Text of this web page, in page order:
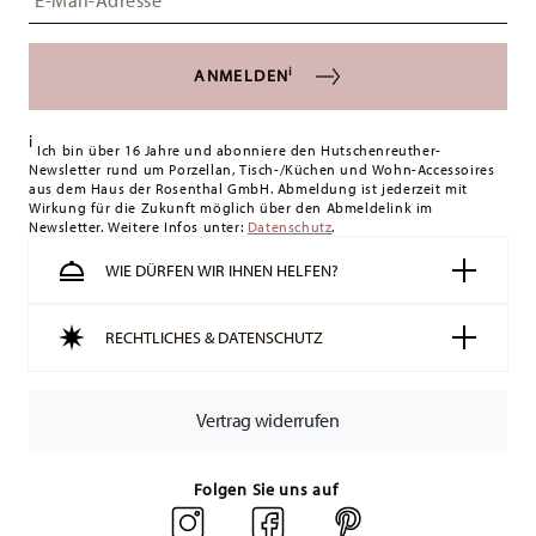
ANMELDENi
i Ich bin über 16 Jahre und abonniere den Hutschenreuther-
Newsletter rund um Porzellan, Tisch-/Küchen und Wohn-Accessoires
aus dem Haus der Rosenthal GmbH. Abmeldung ist jederzeit mit
Wirkung für die Zukunft möglich über den Abmeldelink im
Newsletter. Weitere Infos unter: Datenschutz.
WIE DÜRFEN WIR IHNEN HELFEN?
RECHTLICHES & DATENSCHUTZ
Vertrag widerrufen
Folgen Sie uns auf